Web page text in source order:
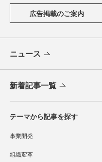
広告掲載のご案内
ニュース
新着記事一覧
テーマから記事を探す
事業開発
組織変革